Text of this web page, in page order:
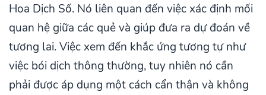
Hoa Dịch Số. Nó liên quan đến việc xác định mối
quan hệ giữa các quẻ và giúp đưa ra dự đoán về
tương lai. Việc xem đến khắc ứng tương tự như
việc bói dịch thông thường, tuy nhiên nó cần
phải được áp dụng một cách cẩn thận và không